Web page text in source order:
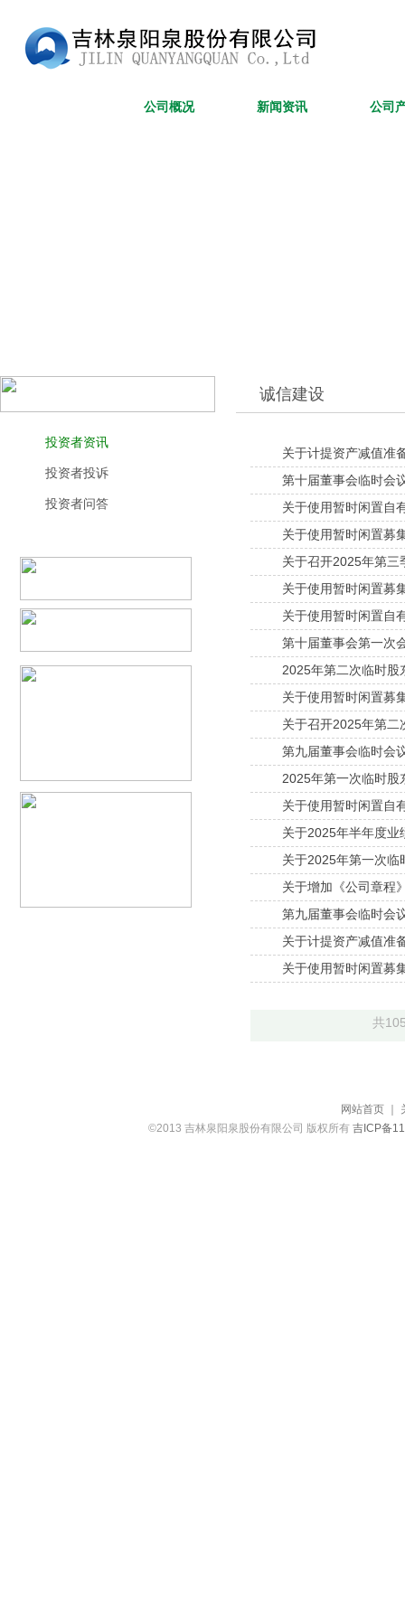
公司概况 新闻资讯 公司
投资者资讯
投资者投诉
投资者问答
诚信建设
关于计提资产减值准
第十届董事会临时会
关于使用暂时闲置自
关于使用暂时闲置募
关于召开2025年第三
关于使用暂时闲置募
关于使用暂时闲置自
第十届董事会第一次
2025年第二次临时股
关于使用暂时闲置募
关于召开2025年第二
第九届董事会临时会
2025年第一次临时股
关于使用暂时闲置自
关于2025年半年度业
关于2025年第一次临
关于增加《公司章程
第九届董事会临时会
关于计提资产减值准
关于使用暂时闲置募
共
网站首页
©2013 吉林泉阳泉股份有限公司 版权所有吉ICP备